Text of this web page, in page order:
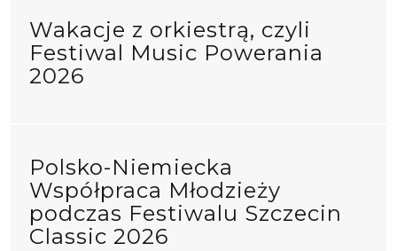
Wakacje z orkiestrą, czyli
Festiwal Music Powerania
2026
Polsko-Niemiecka
Współpraca Młodzieży
podczas Festiwalu Szczecin
Classic 2026